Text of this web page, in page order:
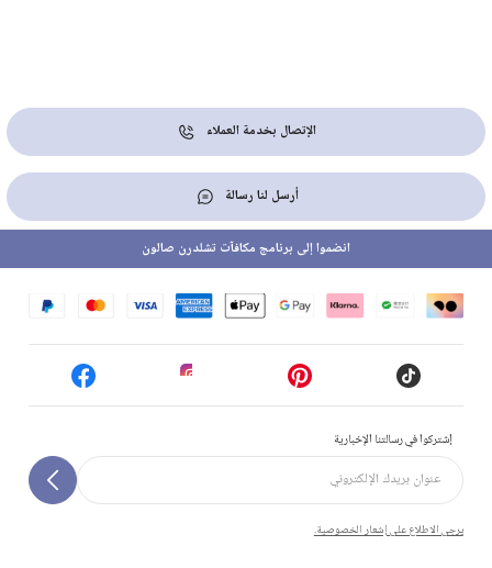
الإتصال بخدمة العملاء
أرسل لنا رسالة
إشتركوا في رسالتنا الإخبارية
يرجى الاطلاع على إشعار الخصوصية.
انضموا إلى برنامج مكافآت تشلدرن صالون